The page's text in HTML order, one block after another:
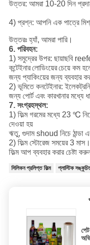
উত্তর: আমরা 10-20 দিন
4) প্রশ্ন: আপনি এক পাত্রে
উত্তরঃ হ্যাঁ, আমরা পারি।
6. পরিবহন:
1) সমুদ্রের উপর: ছায়াছবি
কন্টেইনারলোডিংয়েরচেয়ে কম
জন্য প্যাকিংয়ের জন্য ব্যবহার
2) ভূমিতে কনটেইনার:
জন্য পোর্ট এবং কারখানার মধ্যে
7. সংগ্রহস্থল:
1) ফিল্ম গরমের মধ্যে 23 ℃ নিচে
দেওয়া হয়
ঋতু, গুদাম shoud নিচে ঠান্ডা
2) ফিল্ম স্টোরেজ সময়ের 3 মাস।
ফিল্ম আপ ব্যবহার করার চেষ্টা
সিলিকন প্রলিপ্ত ফিল্ম প্লাস্টিক